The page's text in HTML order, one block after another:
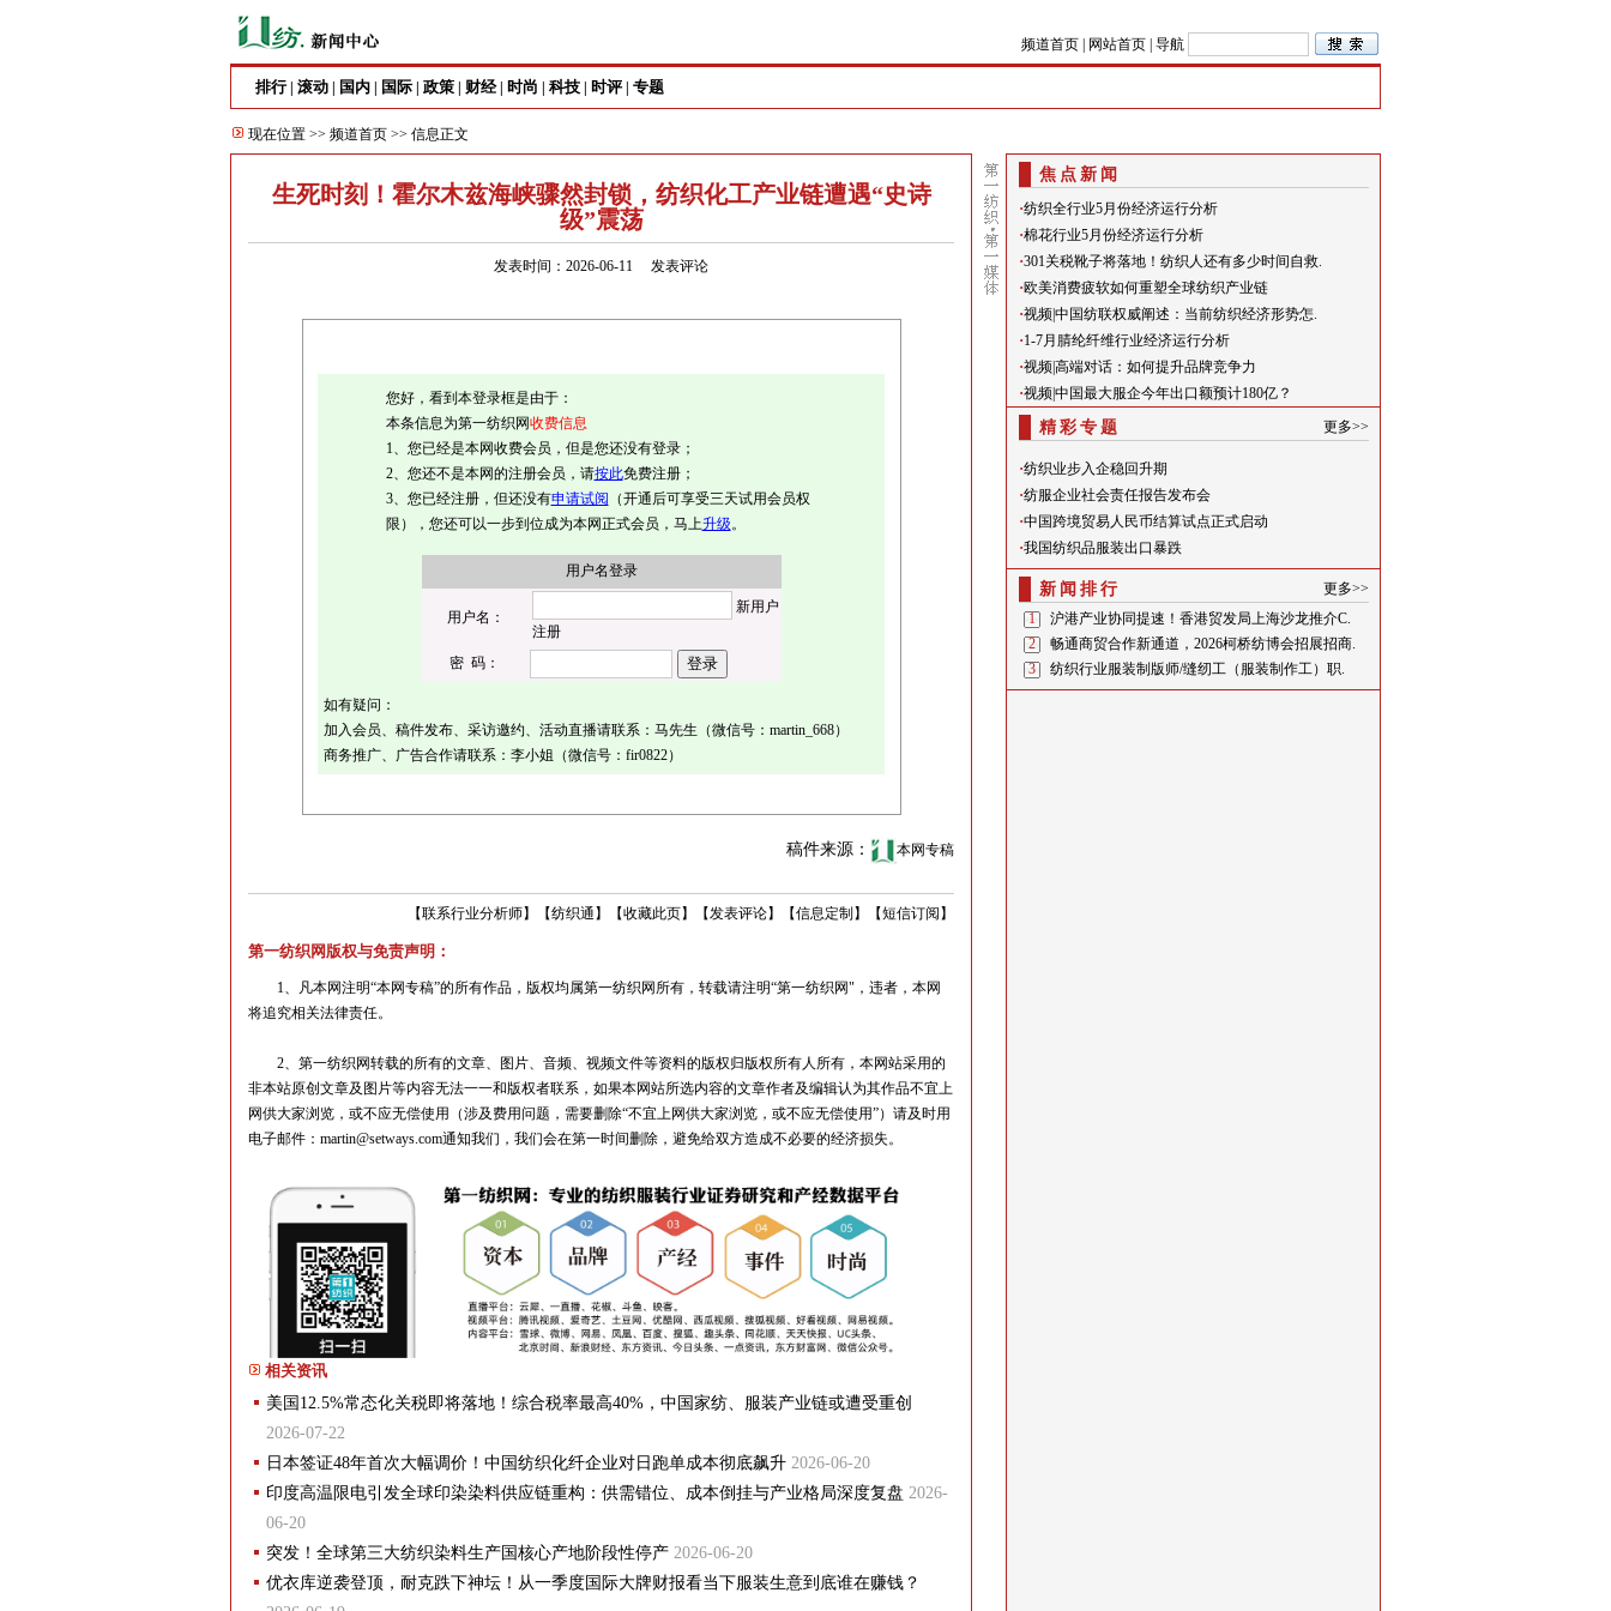
频道首页 网站首页 导航
排行| 滚动 国内 国际 政策 财经| 时尚 科技 时评 专题
现在位置 >> 频道首页 >> 信息正文
生死时刻！霍尔木兹海峡骤然封锁，纺织化工产业链遭遇“史诗
级”震荡
发表时间：2026-06-11 发表评论
您好，看到本登录框是由于：
本条信息为第一纺织网收费信息
1、您已经是本网收费会员，但是您还没有登录；
2、您还不是本网的注册会员，请按此免费注册；
3、您已经注册，但还没有申请试阅 （开通后可享受三天试用会员权
限），您还可以一步到位成为本网正式会员，马上升级。
用户名登录
用户名：
新用户
注册
密 码：
如有疑问：
加入会员、稿件发布、采访邀约、活动直播请联系：马先生（微信号：martin_668）
商务推广、广告合作请联系：李小姐（微信号：fir0822）
稿件来源： 本网专稿
【短信订阅 】
【信息定制 】
【发表评论】
【收藏此页】
【纺织通 】
【联系行业分析师】
第一纺织网版权与免责声明：
1、凡本网注明“本网专稿”的所有作品，版权均属第一纺织网所有，转载请注明“第一纺织网"，违者，本网
将追究相关法律责任。
2、第一纺织网转载的所有的文章、图片、音频、视频文件等资料的版权归版权所有人所有，本网站采用的
非本站原创文章及图片等内容无法一一和版权者联系，如果本网站所选内容的文章作者及编辑认为其作品不宜上
网供大家浏览，或不应无偿使用（涉及费用问题，需要删除“不宜上网供大家浏览，或不应无偿使用”）请及时用
电子邮件：martin@setways.com通知我们，我们会在第一时间删除，避免给双方造成不必要的经济损失。
相关资讯
美国12.5%常态化关税即将落地！综合税率最高40%，中国家纺、服装产业链或遭受重创
2026-07-22
日本签证48年首次大幅调价！中国纺织化纤企业对日跑单成本彻底飙升 2026-06-20
印度高温限电引发全球印染染料供应链重构：供需错位、成本倒挂与产业格局深度复盘 2026-
06-20
突发！全球第三大纺织染料生产国核心产地阶段性停产 2026-06-20
优衣库逆袭登顶，耐克跌下神坛！从一季度国际大牌财报看当下服装生意到底谁在赚钱？
焦点新闻
·纺织全行业5月份经济运行分析
·棉花行业5月份经济运行分析
·301关税靴子将落地！纺织人还有多少时间自救.
·欧美消费疲软如何重塑全球纺织产业链
·视频|中国纺联权威阐述：当前纺织经济形势怎.
·1-7月腈纶纤维行业经济运行分析
·视频|高端对话：如何提升品牌竞争力
·视频|中国最大服企今年出口额预计180亿？
精彩专题 更多>>
·纺织业步入企稳回升期
·纺服企业社会责任报告发布会
·中国跨境贸易人民币结算试点正式启动
·我国纺织品服装出口暴跌
新闻排行
更多>>
1
沪港产业协同提速！香港贸发局上海沙龙推介C.
2
畅通商贸合作新通道，2026柯桥纺博会招展招商.
3
纺织行业服装制版师/缝纫工（服装制作工）职.